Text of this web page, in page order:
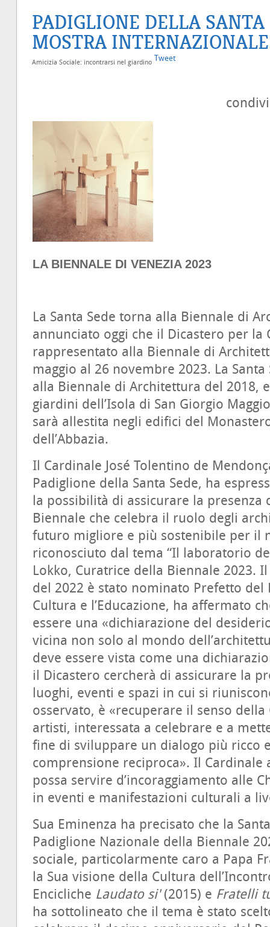
PADIGLIONE DELLA SANTA
MOSTRA
Amicizia Sociale: incontrarsi nel giardino Tweet
LA BIENNALE DI VENEZIA 2023
La Santa Sede torna alla Biennale di
annunciato oggi che il Dicastero per la
rappresentato alla Biennale di
maggio al 26 novembre 2023. La
alla Biennale di Architettura del 2018,
giardini dell’Isola di San Giorgio
sarà allestita negli edifici del
dell’Abbazia.
Il Cardinale José Tolentino de
Padiglione della Santa Sede, ha
la possibilità di assicurare la presenza
Biennale che celebra il ruolo degli
futuro migliore e più sostenibile per il
riconosciuto dal tema “Il laboratorio
Lokko, Curatrice della Biennale 2023.
del 2022 è stato nominato Prefetto del
Cultura e l’Educazione, ha affermato
essere una «dichiarazione del
vicina non solo al mondo
deve essere vista come una
il Dicastero cercherà di assicurare la
luoghi, eventi e spazi in cui si
osservato, è «recuperare il senso
artisti, interessata a celebrare e a
fine di sviluppare un dialogo più ricco
comprensione reciproca». Il Cardinale
possa servire d’incoraggiamento alle
in eventi e manifestazioni culturali a
Sua Eminenza ha precisato che la
Padiglione Nazionale della Biennale
sociale, particolarmente caro a Papa
la Sua visione della Cultura
Encicliche Laudato si'(2015) e Fratelli
ha sottolineato che il tema è stato